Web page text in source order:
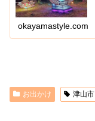
okayamastyle.com
お出かけ 津山市